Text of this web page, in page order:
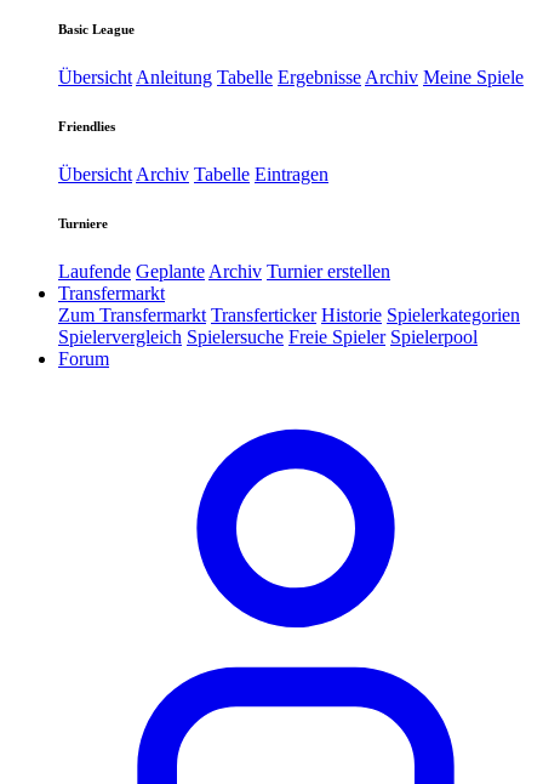
Basic League
Übersicht Anleitung Tabelle Ergebnisse Archiv Meine Spiele
Friendlies
Übersicht Archiv Tabelle Eintragen
Turniere
Laufende Geplante Archiv Turnier erstellen
Transfermarkt
Zum Transfermarkt Transferticker Historie Spielerkategorien
Spielervergleich Spielersuche Freie Spieler Spielerpool
Forum